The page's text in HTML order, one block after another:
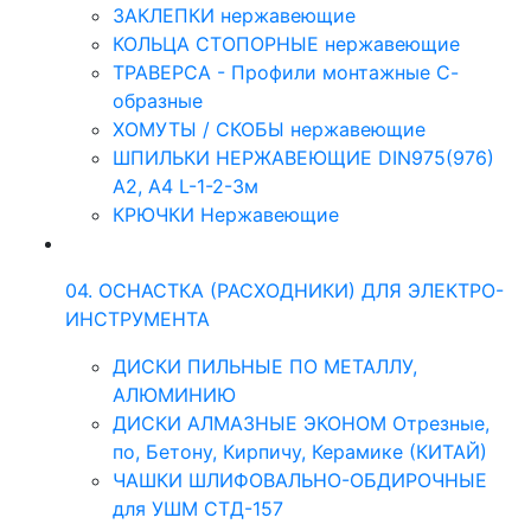
ЗАКЛЕПКИ нержавеющие
КОЛЬЦА СТОПОРНЫЕ нержавеющие
ТРАВЕРСА - Профили монтажные С-
образные
ХОМУТЫ / СКОБЫ нержавеющие
ШПИЛЬКИ НЕРЖАВЕЮЩИЕ DIN975(976)
A2, А4 L-1-2-3м
КРЮЧКИ Нержавеющие
04. ОСНАСТКА (РАСХОДНИКИ) ДЛЯ ЭЛЕКТРО-
ИНСТРУМЕНТА
ДИСКИ ПИЛЬНЫЕ ПО МЕТАЛЛУ,
АЛЮМИНИЮ
ДИСКИ АЛМАЗНЫЕ ЭКОНОМ Отрезные,
по, Бетону, Кирпичу, Керамике (КИТАЙ)
ЧАШКИ ШЛИФОВАЛЬНО-ОБДИРОЧНЫЕ
для УШМ СТД-157